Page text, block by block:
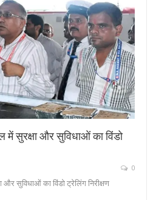
में सुरक्षा और सुविधाओं का विंडो
0
सुविधाओं का विंडो ट्रेलिंग निरीक्षण